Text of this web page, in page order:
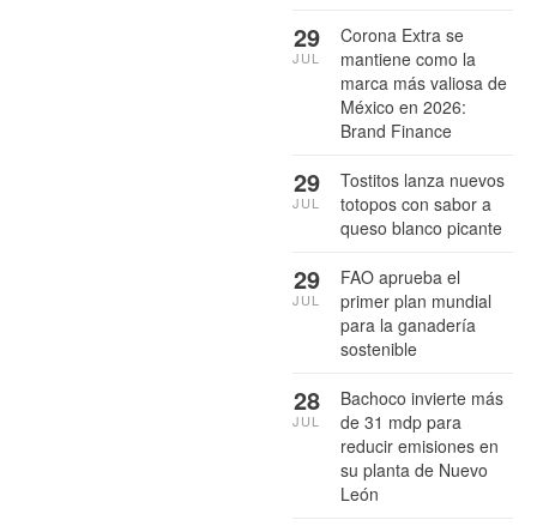
Corona Extra se
mantiene como la
marca más valiosa de
México en 2026:
Brand Finance
29
JUL
Tostitos lanza nuevos
totopos con sabor a
queso blanco picante
29
JUL
FAO aprueba el
primer plan mundial
para la ganadería
sostenible
29
JUL
Bachoco invierte más
de 31 mdp para
reducir emisiones en
su planta de Nuevo
León
28
JUL